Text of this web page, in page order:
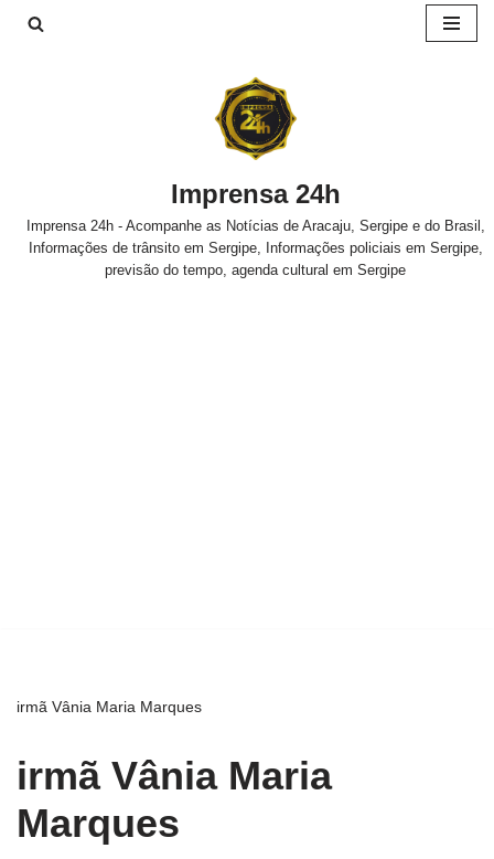
Imprensa 24h
Imprensa 24h - Acompanhe as Notícias de Aracaju, Sergipe e do Brasil,
Informações de trânsito em Sergipe, Informações policiais em Sergipe,
previsão do tempo, agenda cultural em Sergipe
irmã Vânia Maria Marques
irmã Vânia Maria
Marques